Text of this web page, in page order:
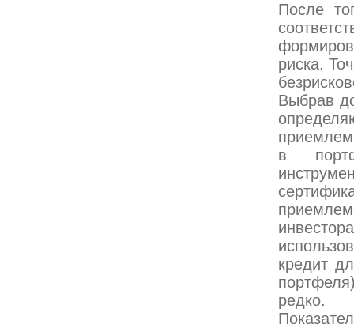
После
риска.
Выбрав
в
кредит
редко.